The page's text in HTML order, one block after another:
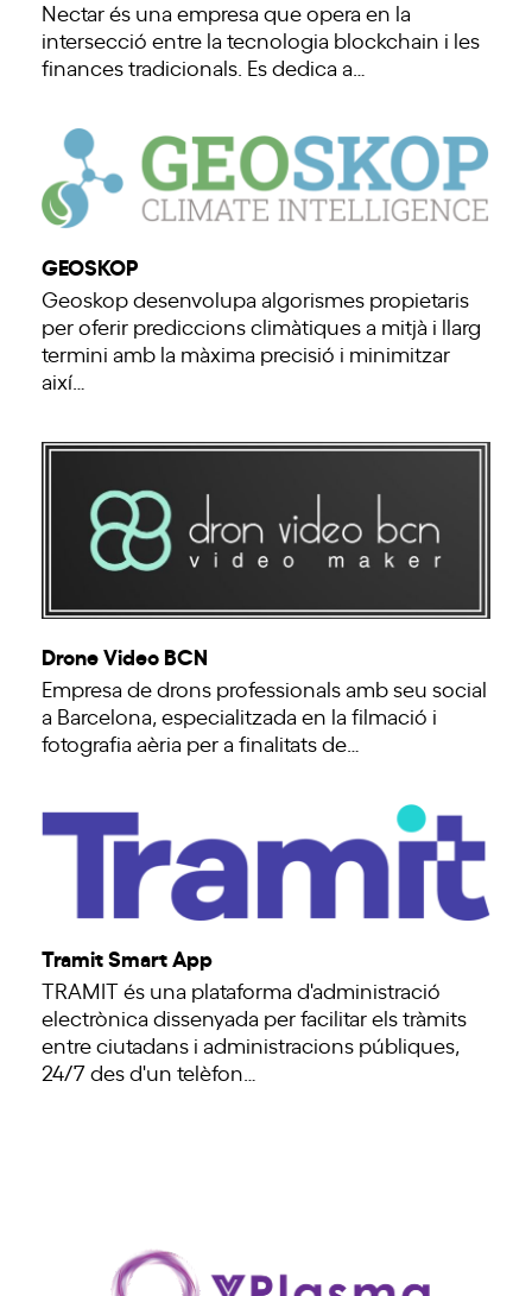
Nectar és una empresa que opera en la
intersecció entre la tecnologia blockchain i les
finances tradicionals. Es dedica a…
GEOSKOP
Geoskop desenvolupa algorismes propietaris
per oferir prediccions climàtiques a mitjà i llarg
termini amb la màxima precisió i minimitzar
així…
Drone Video BCN
Empresa de drons professionals amb seu social
a Barcelona, especialitzada en la filmació i
fotografia aèria per a finalitats de…
Tramit Smart App
TRAMIT és una plataforma d'administració
electrònica dissenyada per facilitar els tràmits
entre ciutadans i administracions públiques,
24/7 des d'un telèfon…